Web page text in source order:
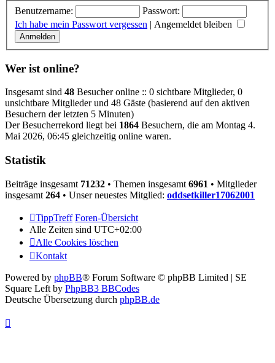
Benutzername:
Passwort:
Ich habe mein Passwort vergessen | Angemeldet bleiben
Wer ist online?
Insgesamt sind 48 Besucher online :: 0 sichtbare Mitglieder, 0
unsichtbare Mitglieder und 48 Gäste (basierend auf den aktiven
Besuchern der letzten 5 Minuten)
Der Besucherrekord liegt bei 1864 Besuchern, die am Montag 4.
Mai 2026, 06:45 gleichzeitig online waren.
Statistik
Beiträge insgesamt 71232 • Themen insgesamt 6961 • Mitglieder
insgesamt 264 • Unser neuestes Mitglied: oddsetkiller17062001
TippTreff Foren-Übersicht
Alle Zeiten sind UTC+02:00
Alle Cookies löschen
Kontakt
Powered by phpBB® Forum Software © phpBB Limited | SE
Square Left by PhpBB3 BBCodes
Deutsche Übersetzung durch phpBB.de